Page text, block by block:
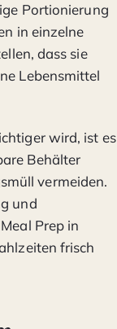
Portionierung
in einzelne
dass sie
Lebensmittel
wird, ist es
Behälter
vermeiden.
und
Prep in
frisch